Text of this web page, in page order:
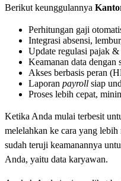
Berikut keunggulannya
Perhitungan gaji
Integrasi absensi,
Update regulasi pajak
Keamanan data dengan
Akses berbasis peran
Laporan payroll siap
Proses lebih cepat,
Ketika Anda mulai terbesit
melelahkan ke cara yang
sudah teruji keamanannya
Anda, yaitu data karyawan.